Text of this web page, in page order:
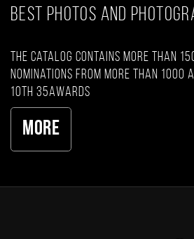
BEST PHOTOS AND
The catalog contains more than
nominations from more than 1000
10th 35AWARDS
More